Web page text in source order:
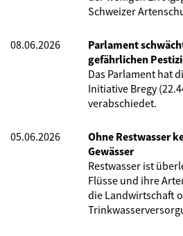
Schweizer
08.06.2026
Parlament
gefährlichen
Das Parlament hat
Initiative Bregy
verabschiedet.
05.06.2026
Ohne Restwasser
Gewässer
Restwasser ist
Flüsse und ihre
die Landwirtschaft